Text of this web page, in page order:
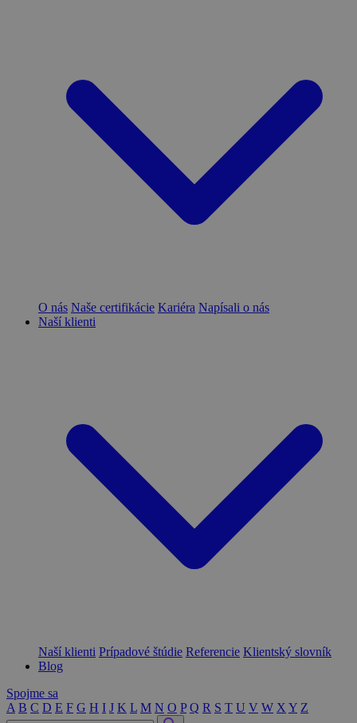
O nás Naše certifikácie Kariéra Napísali o nás
Naší klienti
Naší klienti Prípadové štúdie Referencie Klientský slovník
Blog
Spojme sa
A B C D E F G H I J K L M N O P Q R S T U V W X Y Z